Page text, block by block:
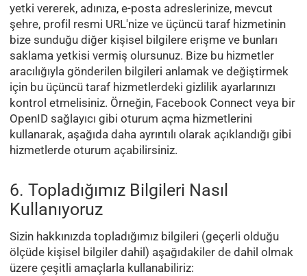
yetki vererek, adınıza, e-posta adreslerinize, mevcut
şehre, profil resmi URL'nize ve üçüncü taraf hizmetinin
bize sunduğu diğer kişisel bilgilere erişme ve bunları
saklama yetkisi vermiş olursunuz. Bize bu hizmetler
aracılığıyla gönderilen bilgileri anlamak ve değiştirmek
için bu üçüncü taraf hizmetlerdeki gizlilik ayarlarınızı
kontrol etmelisiniz. Örneğin, Facebook Connect veya bir
OpenID sağlayıcı gibi oturum açma hizmetlerini
kullanarak, aşağıda daha ayrıntılı olarak açıklandığı gibi
hizmetlerde oturum açabilirsiniz.
6. Topladığımız Bilgileri Nasıl
Kullanıyoruz
Sizin hakkınızda topladığımız bilgileri (geçerli olduğu
ölçüde kişisel bilgiler dahil) aşağıdakiler de dahil olmak
üzere çeşitli amaçlarla kullanabiliriz: